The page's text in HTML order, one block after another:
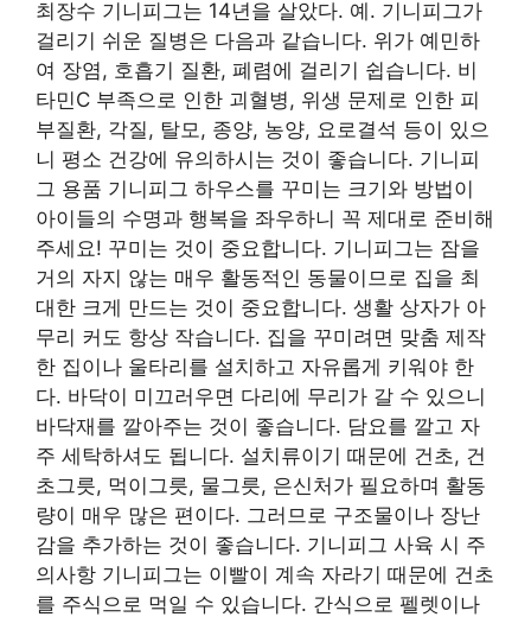
최장수 기니피그는 14년을 살았다. 예. 기니피그가
걸리기 쉬운 질병은 다음과 같습니다. 위가 예민하
여 장염, 호흡기 질환, 폐렴에 걸리기 쉽습니다. 비
타민C 부족으로 인한 괴혈병, 위생 문제로 인한 피
부질환, 각질, 탈모, 종양, 농양, 요로결석 등이 있으
니 평소 건강에 유의하시는 것이 좋습니다. 기니피
그 용품 기니피그 하우스를 꾸미는 크기와 방법이
아이들의 수명과 행복을 좌우하니 꼭 제대로 준비해
주세요! 꾸미는 것이 중요합니다. 기니피그는 잠을
거의 자지 않는 매우 활동적인 동물이므로 집을 최
대한 크게 만드는 것이 중요합니다. 생활 상자가 아
무리 커도 항상 작습니다. 집을 꾸미려면 맞춤 제작
한 집이나 울타리를 설치하고 자유롭게 키워야 한
다. 바닥이 미끄러우면 다리에 무리가 갈 수 있으니
바닥재를 깔아주는 것이 좋습니다. 담요를 깔고 자
주 세탁하셔도 됩니다. 설치류이기 때문에 건초, 건
초그릇, 먹이그릇, 물그릇, 은신처가 필요하며 활동
량이 매우 많은 편이다. 그러므로 구조물이나 장난
감을 추가하는 것이 좋습니다. 기니피그 사육 시 주
의사항 기니피그는 이빨이 계속 자라기 때문에 건초
를 주식으로 먹일 수 있습니다. 간식으로 펠렛이나